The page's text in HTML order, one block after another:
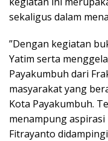
sekaligus dalam
”Dengan kegiatan
Yatim serta
Payakumbuh dari
masyarakat yang
Kota Payakumbuh.
menampung
Fitrayanto